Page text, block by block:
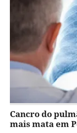
Cancro do
mais mata em